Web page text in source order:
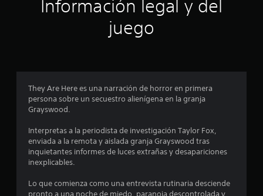
Información legal y del
juego
They Are Here es una narración de horror en primera
persona sobre un secuestro alienígena en la granja
Grayswood.
Interpretas a la periodista de investigación Taylor Fox,
enviada a la remota y aislada granja Grayswood tras
inquietantes informes de luces extrañas y desapariciones
inexplicables.
Lo que comienza como una entrevista rutinaria desciende
pronto a una noche de miedo, paranoia descontrolada y